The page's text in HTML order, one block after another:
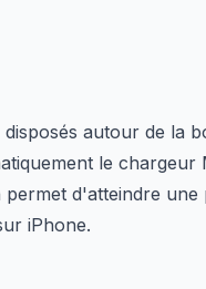
autour de la
le chargeur
d'atteindre une
iPhone.